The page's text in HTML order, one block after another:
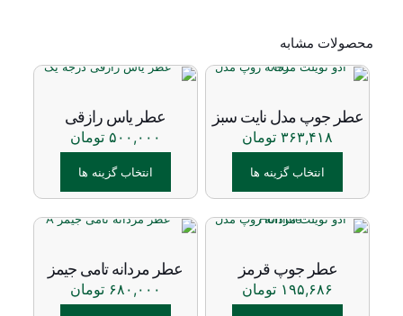
محصولات مشابه
عطر جوپ مدل نایت سبز
۳۶۳,۴۱۸ تومان
انتخاب گزینه ها
محصول
مختلفی
می
باشد.
عطر یاس رازقی
۵۰۰,۰۰۰ تومان
انتخاب گزینه ها
محصول
مختلفی
می
باشد.
عطر جوپ قرمز
۱۹۵,۶۸۶ تومان
عطر مردانه تامی جیمز
۶۸۰,۰۰۰ تومان